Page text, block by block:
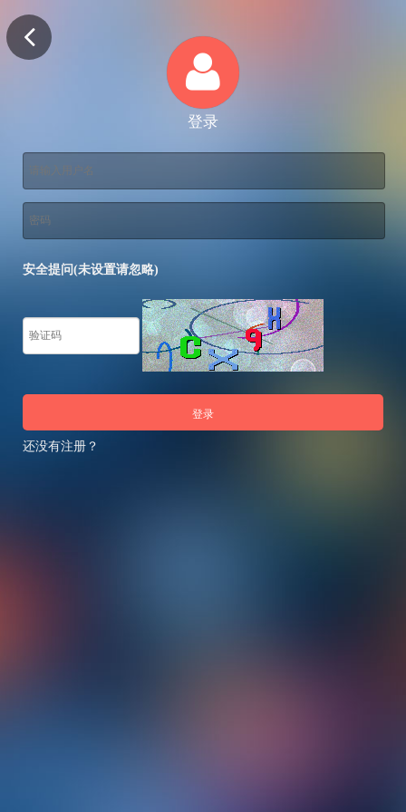
登录
安全提问(未设置请忽略)
登录
还没有注册？